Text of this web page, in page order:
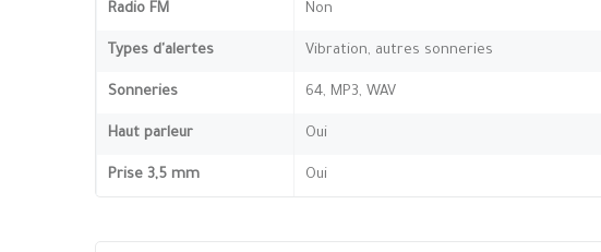
Radio FM Non
Types d'alertes Vibration, autres sonneries
Sonneries 64, MP3, WAV
Haut parleur Oui
Prise 3,5 mm Oui